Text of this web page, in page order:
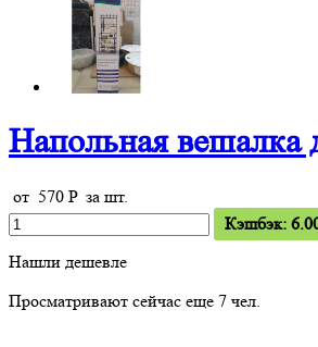
Напольная вешалка
от 570 Pза шт.
Кэшбэк:
Нашли дешевле
Просматривают сейчас еще 7 чел.